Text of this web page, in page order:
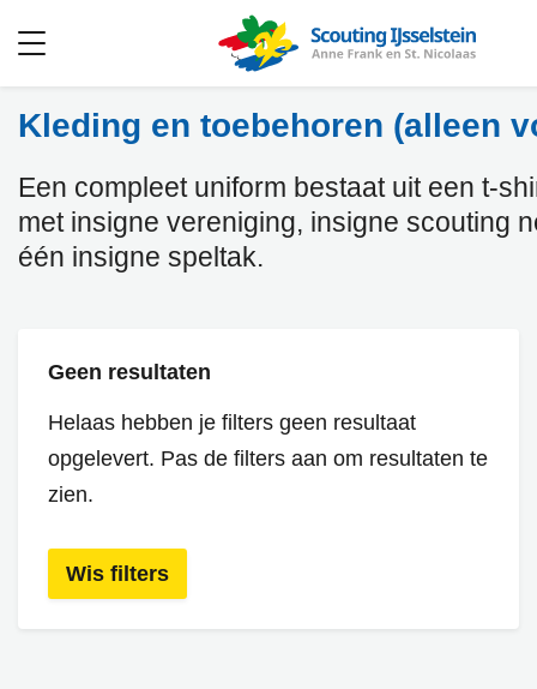
Open
Kleding en toebehoren (alleen
Een compleet uniform bestaat uit een t-
met insigne vereniging, insigne scouting
één insigne speltak.
Geen resultaten
Helaas hebben je filters geen resultaat
opgelevert. Pas de filters aan om resultaten te
zien.
Wis filters